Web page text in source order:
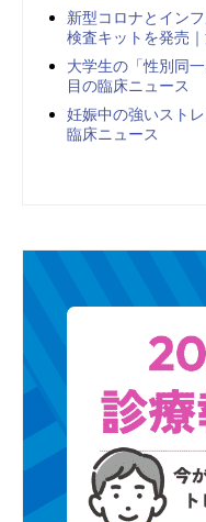
新型コロナとイン
検査キットを発売
大学生の「性別同
目の臨床ニュース
妊娠中の強いスト
臨床ニュース